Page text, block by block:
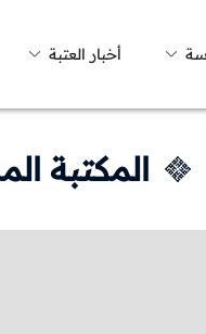
أخبار العتبة
المكتبة